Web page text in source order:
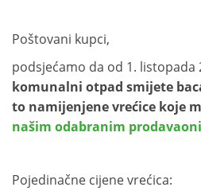
Poštovani kupci,
podsjećamo da od 1. listopada
komunalni otpad smijete
to namijenjene vrećice koje
našim odabranim
Pojedinačne cijene vrećica: